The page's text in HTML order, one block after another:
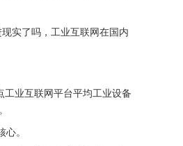
实了吗，工业互联网在国内
业互联网平台平均工业设备
。